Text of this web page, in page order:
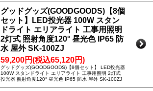
グッドグッズ(GOODGOODS)【8個
セット】LED投光器 100W スタン
ドライト エリアライト 工事用照明
2灯式 照射角度120° 昼光色 IP65 防
水 屋外 SK-100ZJ
59,200円(税込65,120円)
グッドグッズ(GOODGOODS)【8個セット】 LED投光器
100W スタンドライト エリアライト 工事用照明 2灯式
投光器 照射角度120° 昼光色 IP65 防水 屋外 SK-100ZJ